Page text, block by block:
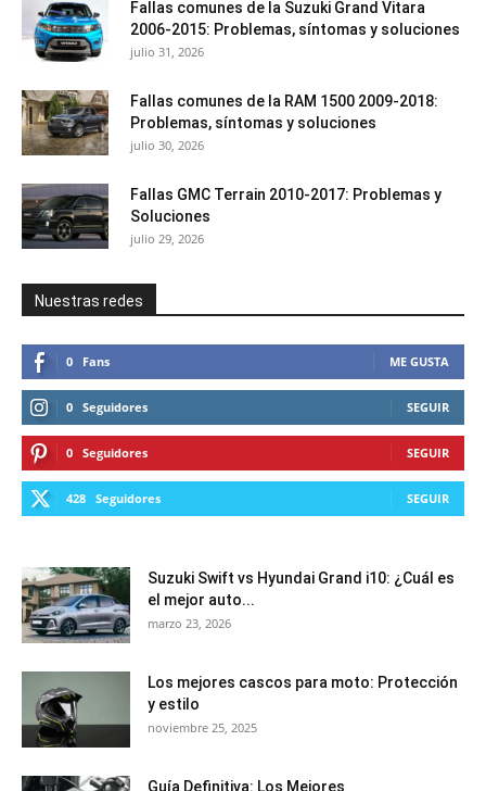
Fallas comunes de la Suzuki Grand Vitara
2006-2015: Problemas, síntomas y soluciones
julio 31, 2026
Fallas comunes de la RAM 1500 2009-2018:
Problemas, síntomas y soluciones
julio 30, 2026
Fallas GMC Terrain 2010-2017: Problemas y
Soluciones
julio 29, 2026
Nuestras redes
0 Fans ME GUSTA
0 Seguidores SEGUIR
0 Seguidores SEGUIR
428 Seguidores SEGUIR
Suzuki Swift vs Hyundai Grand i10: ¿Cuál es
el mejor auto...
marzo 23, 2026
Los mejores cascos para moto: Protección
y estilo
noviembre 25, 2025
Guía Definitiva: Los Mejores